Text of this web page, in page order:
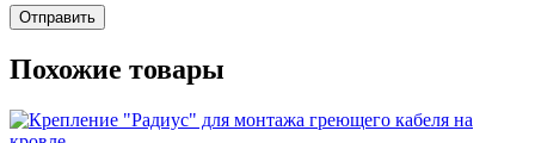
Похожие товары